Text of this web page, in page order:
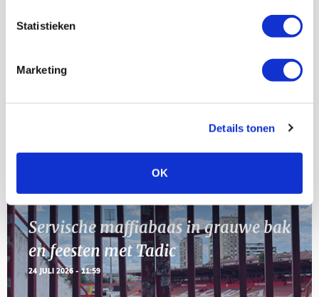
Statistieken
Marketing
Details tonen
OK
23
Selectiedag ballenjongens/-meiden
Servische maffiabaas in grauwe bak
en feesten met Tadic
24 JULI 2026 - 11:59